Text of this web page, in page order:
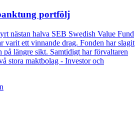
portfölj
nästan halva SEB Swedish Value Fund
varit ett vinnande drag. Fonden har slagit
längre sikt. Samtidigt har förvaltaren
stora maktbolag - Investor och